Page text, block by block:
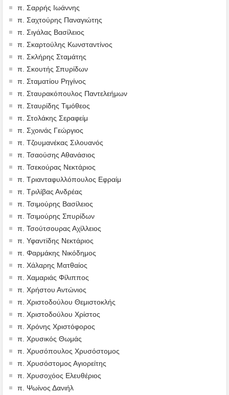
π. Σαρρής Ιωάννης
π. Σαχτούρης Παναγιώτης
π. Σιγάλας Βασίλειος
π. Σκαρτούλης Κωνσταντίνος
π. Σκλήρης Σταμάτης
π. Σκουτής Σπυρίδων
π. Σταματίου Ρηγίνος
π. Σταυρακόπουλος Παντελεήμων
π. Σταυρίδης Τιμόθεος
π. Στολάκης Σεραφείμ
π. Σχοινάς Γεώργιος
π. Τζουμανέκας Σιλουανός
π. Τσαούσης Αθανάσιος
π. Τσεκούρας Νεκτάριος
π. Τριανταφυλλόπουλος Εφραίμ
π. Τριλίβας Ανδρέας
π. Τσιμούρης Βασίλειος
π. Τσιμούρης Σπυρίδων
π. Τσούτσουρας Αχίλλειος
π. Υφαντίδης Νεκτάριος
π. Φαρμάκης Νικόδημος
π. Χάλαρης Ματθαίος
π. Χαμαριάς Φίλιππος
π. Χρήστου Αντώνιος
π. Χριστοδούλου Θεμιστοκλής
π. Χριστοδούλου Χρίστος
π. Χρόνης Χριστόφορος
π. Χρυσικός Θωμάς
π. Χρυσόπουλος Χρυσόστομος
π. Χρυσόστομος Αγιορείτης
π. Χρυσοχόος Ελευθέριος
π. Ψωίνος Δανιήλ